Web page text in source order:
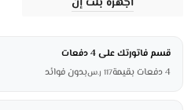
قسم فاتورتك على 4 دفعات
4 دفعات بقيمة
117 ر.سبدون فوائد